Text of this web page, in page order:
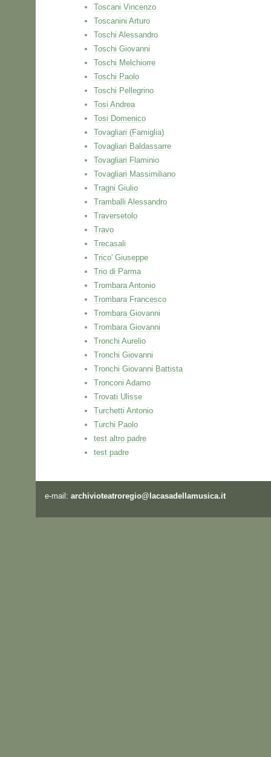
Toscani Vincenzo
Toscanini Arturo
Toschi Alessandro
Toschi Giovanni
Toschi Melchiorre
Toschi Paolo
Toschi Pellegrino
Tosi Andrea
Tosi Domenico
Tovagliari (Famiglia)
Tovagliari Baldassarre
Tovagliari Flaminio
Tovagliari Massimiliano
Tragni Giulio
Tramballi Alessandro
Traversetolo
Travo
Trecasali
Trico' Giuseppe
Trio di Parma
Trombara Antonio
Trombara Francesco
Trombara Giovanni
Trombara Giovanni
Tronchi Aurelio
Tronchi Giovanni
Tronchi Giovanni Battista
Tronconi Adamo
Trovati Ulisse
Turchetti Antonio
Turchi Paolo
test altro padre
test padre
e-mail: archivioteatroregio@lacasadellamusica.it